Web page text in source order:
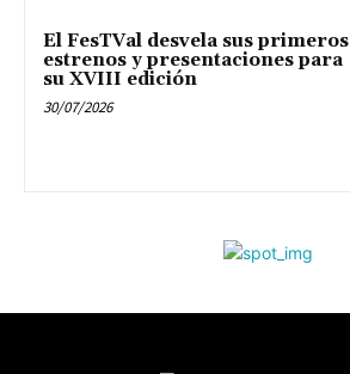
El FesTVal desvela sus primeros
estrenos y presentaciones para
su XVIII edición
30/07/2026